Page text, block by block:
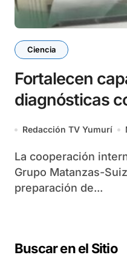
Ciencia
Fortalecen
diagnósticas
Redacción TV Yumurí
La cooperación internacional impulsada por el
Grupo Matanzas-
preparación de...
Buscar en el Sitio